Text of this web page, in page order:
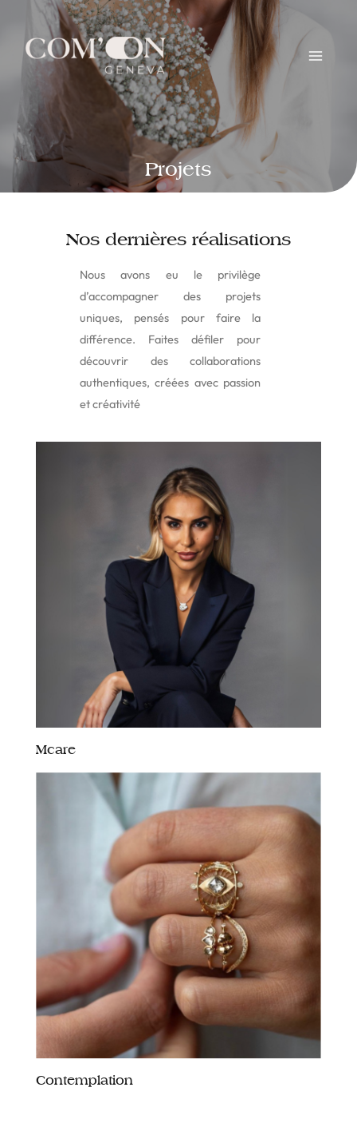
Projets
Nos dernières réalisations
Nous avons eu le privilège
d’accompagner des projets
uniques, pensés pour faire la
différence. Faites défiler pour
découvrir des collaborations
authentiques, créées avec passion
et créativité
Mcare
Contemplation